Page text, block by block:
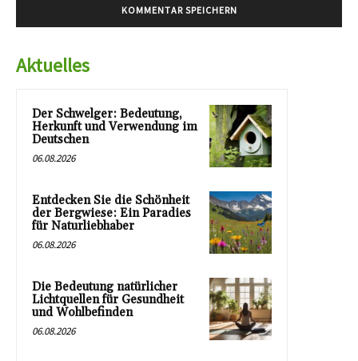
Aktuelles
Der Schwelger: Bedeutung,
Herkunft und Verwendung im
Deutschen
06.08.2026
Entdecken Sie die Schönheit
der Bergwiese: Ein Paradies
für Naturliebhaber
06.08.2026
Die Bedeutung natürlicher
Lichtquellen für Gesundheit
und Wohlbefinden
06.08.2026